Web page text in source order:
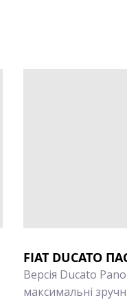
FIAT DUCATO
Версія Ducato
максимальні